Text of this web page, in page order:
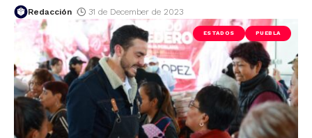
Redacción 31 de December de 2023
ESTADOS PUEBLA